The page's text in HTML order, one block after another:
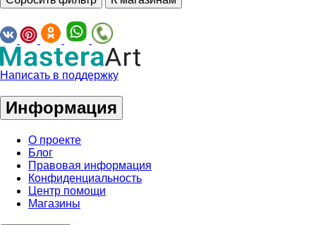
Написать в поддержку
Информация
О проекте
Блог
Правовая информация
Конфиденциальность
Центр помощи
Магазины